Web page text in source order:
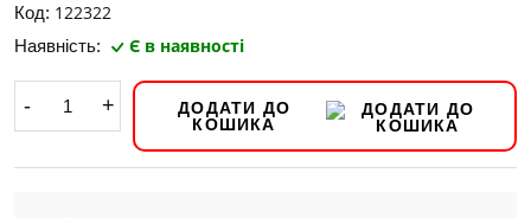
Код: 122322
Наявність: Є в наявності
- +
ДОДАТИ ДО
КОШИКА